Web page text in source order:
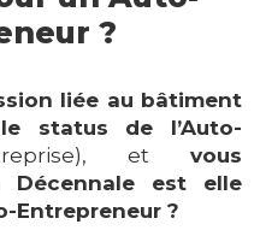
?
liée au bâtiment
status de l’Auto-
et vous
Décennale est elle
Entrepreneur ?